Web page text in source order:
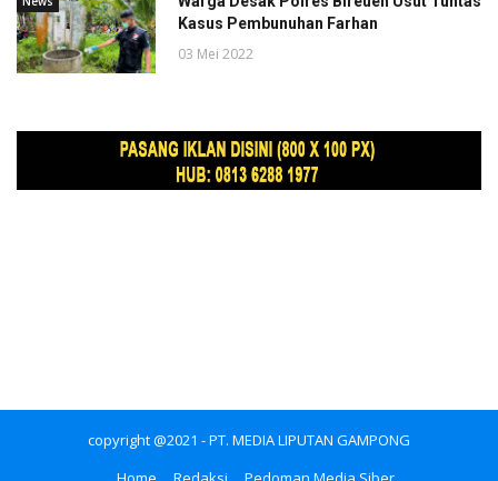
Kasus Pembunuhan Farhan
03 Mei 2022
copyright @2021 - PT. MEDIA LIPUTAN GAMPONG